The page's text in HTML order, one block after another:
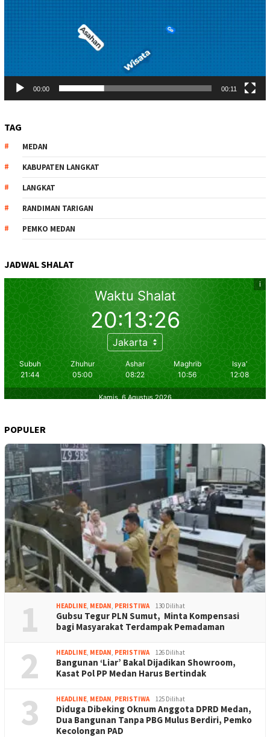
00:00 00:11
TAG
MEDAN
KABUPATEN LANGKAT
LANGKAT
RANDIMAN TARIGAN
PEMKO MEDAN
JADWAL SHALAT
POPULER
1 HEADLINE, MEDAN, PERISTIWA 130 Dilihat
Gubsu Tegur PLN Sumut, Minta Kompensasi
bagi Masyarakat Terdampak Pemadaman
2 HEADLINE, MEDAN, PERISTIWA 126 Dilihat
Bangunan ‘Liar’ Bakal Dijadikan Showroom,
Kasat Pol PP Medan Harus Bertindak
3 HEADLINE, MEDAN, PERISTIWA 125 Dilihat
Diduga Dibeking Oknum Anggota DPRD Medan,
Dua Bangunan Tanpa PBG Mulus Berdiri, Pemko
Kecolongan PAD